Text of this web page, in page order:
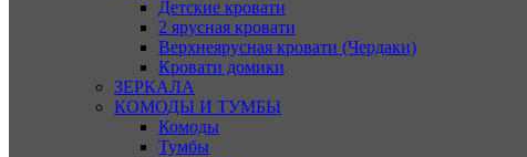
Детские кровати
2 ярусная кровати
Верхнеярусная кровати (Чердаки)
Кровати домики
ЗЕРКАЛА
КОМОДЫ И ТУМБЫ
Комоды
Тумбы